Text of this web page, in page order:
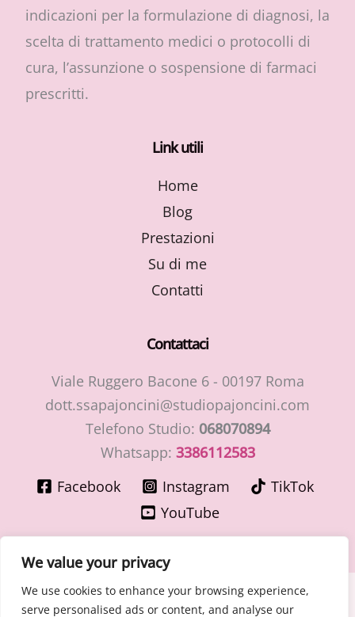
We value your privacy
We use cookies to enhance your browsing experience,
serve personalised ads or content, and analyse our
indicazioni per la formulazione di diagnosi, la
scelta di trattamento medici o protocolli di
cura, l’assunzione o sospensione di farmaci
prescritti.
Link utili
Home
Blog
Prestazioni
Su di me
Contatti
Contattaci
Viale Ruggero Bacone 6 - 00197 Roma
dott.ssapajoncini@studiopajoncini.com
Telefono Studio: 068070894
Whatsapp: 3386112583
Facebook
Instagram
TikTok
YouTube
Copyright © 2026 LaMiaGinecologa.com - Dott.ssa Cinzia